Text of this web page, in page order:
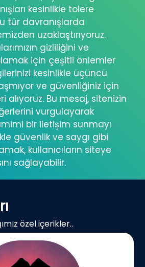
kesinlikle tolere
tür davranışlarda
uzaklaştırıyoruz.
gizliliğini ve
için çeşitli önlemler
kesinlikle üçüncü
ve güvenliğiniz için
alıyoruz. Bu mesaj, sitenizin
vurgulayarak
bir iletişim sunmayı
güvenlik ve saygı gibi
kullanıcıların siteye
sağlayabilir.
özel içerikler..